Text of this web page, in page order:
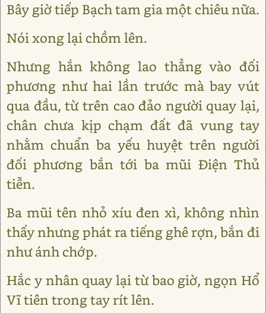
Bây giờ tiếp Bạch tam gia một chiêu nữa.
Nói xong lại chồm lên.
Nhưng hắn không lao thẳng vào đối
phương như hai lần trước mà bay vút
qua đầu, từ trên cao đảo người quay lại,
chân chưa kịp chạm đất đã vung tay
nhằm chuẩn ba yếu huyệt trên người
đối phương bắn tới ba mũi Điện Thủ
tiễn.
Ba mũi tên nhỏ xíu đen xì, không nhìn
thấy nhưng phát ra tiếng ghê rợn, bắn đi
như ánh chớp.
Hắc y nhân quay lại từ bao giờ, ngọn Hổ
Vĩ tiên trong tay rít lên.